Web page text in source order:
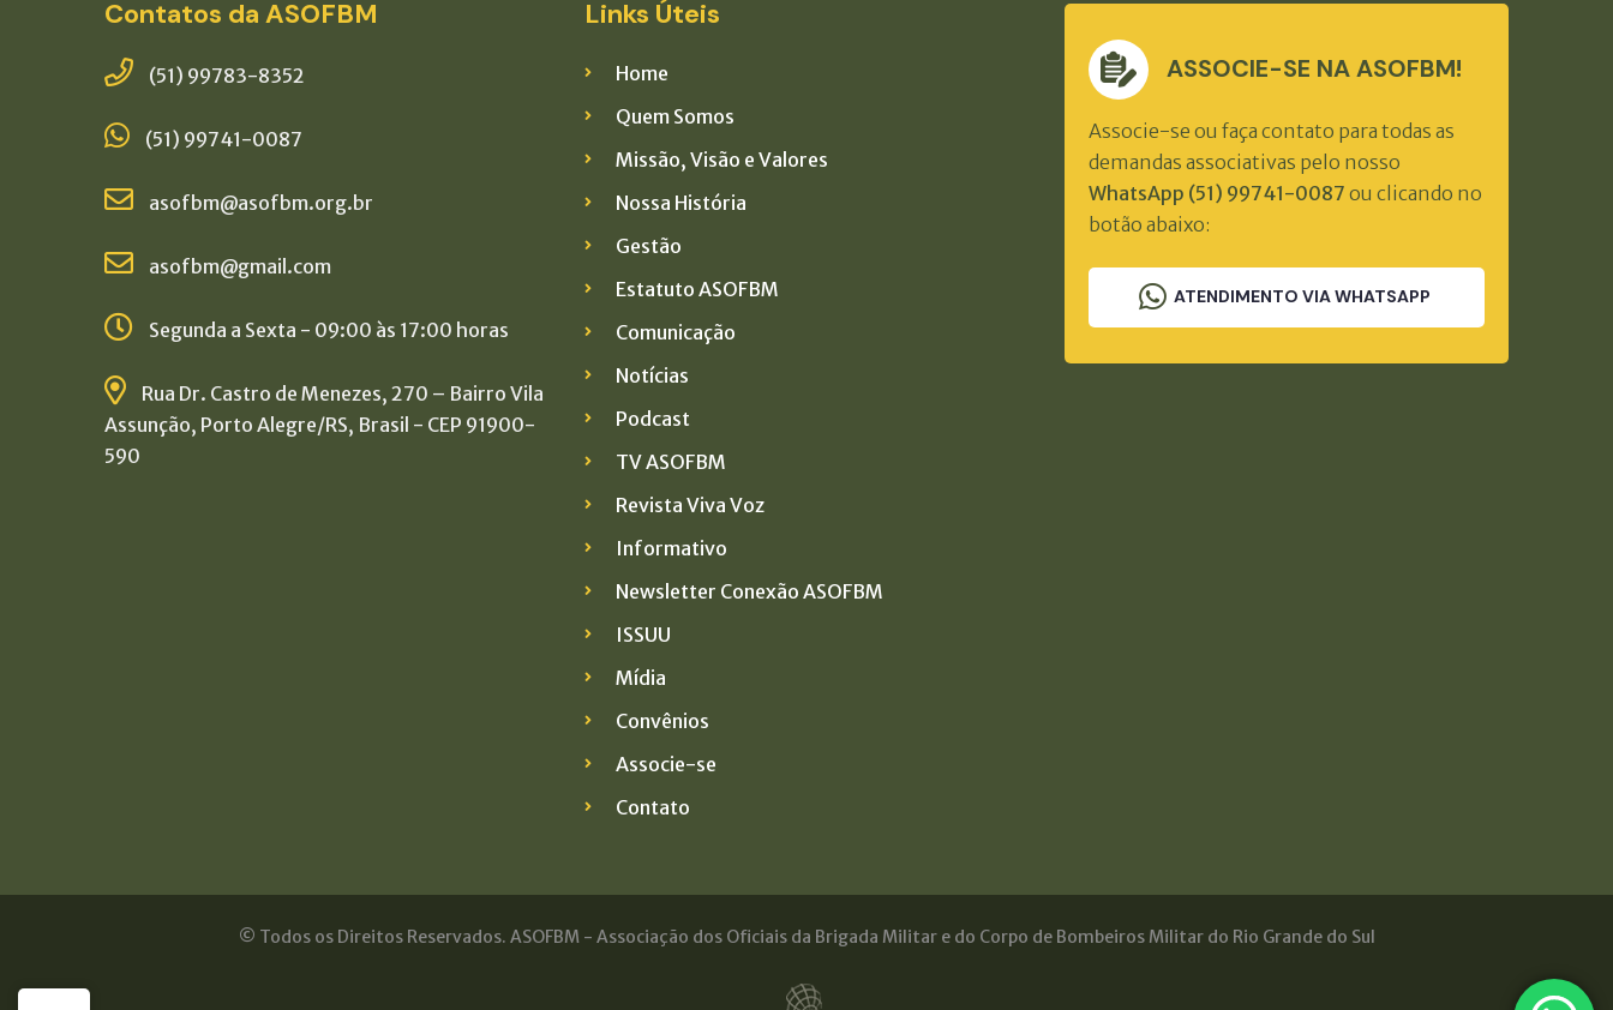
Contatos da ASOFBM
(51) 99783-8352
(51) 99741-0087
asofbm@asofbm.org.br
asofbm@gmail.com
Segunda a Sexta - 09:00 às 17:00 horas
Rua Dr. Castro de Menezes, 270 – Bairro Vila
Assunção, Porto Alegre/RS, Brasil - CEP 91900-
590
Links Úteis
Home
Quem Somos
Missão, Visão e Valores
Nossa História
Gestão
Estatuto ASOFBM
Comunicação
Notícias
Podcast
TV ASOFBM
Revista Viva Voz
Informativo
Newsletter Conexão ASOFBM
ISSUU
Mídia
Convênios
Associe-se
Contato
ASSOCIE-SE NA ASOFBM!
Associe-se ou faça contato para todas as
demandas associativas pelo nosso
WhatsApp (51) 99741-0087 ou clicando no
botão abaixo:
ATENDIMENTO VIA WHATSAPP
© Todos os Direitos Reservados. ASOFBM - Associação dos Oficiais da Brigada Militar e do Corpo de Bombeiros Militar do Rio Grande do Sul